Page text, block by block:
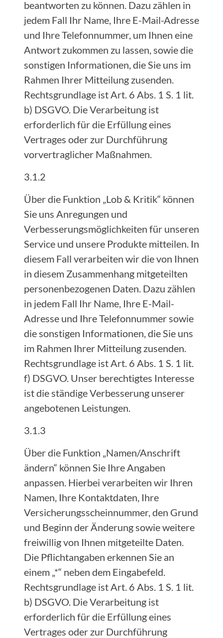
beantworten zu können. Dazu zählen in
jedem Fall Ihr Name, Ihre E-Mail-Adresse
und Ihre Telefonnummer, um Ihnen eine
Antwort zukommen zu lassen, sowie die
sonstigen Informationen, die Sie uns im
Rahmen Ihrer Mitteilung zusenden.
Rechtsgrundlage ist Art. 6 Abs. 1 S. 1 lit.
b) DSGVO. Die Verarbeitung ist
erforderlich für die Erfüllung eines
Vertrages oder zur Durchführung
vorvertraglicher Maßnahmen.
3.1.2
Über die Funktion „Lob & Kritik“ können
Sie uns Anregungen und
Verbesserungsmöglichkeiten für unseren
Service und unsere Produkte mitteilen. In
diesem Fall verarbeiten wir die von Ihnen
in diesem Zusammenhang mitgeteilten
personenbezogenen Daten. Dazu zählen
in jedem Fall Ihr Name, Ihre E-Mail-
Adresse und Ihre Telefonnummer sowie
die sonstigen Informationen, die Sie uns
im Rahmen Ihrer Mitteilung zusenden.
Rechtsgrundlage ist Art. 6 Abs. 1 S. 1 lit.
f) DSGVO. Unser berechtigtes Interesse
ist die ständige Verbesserung unserer
angebotenen Leistungen.
3.1.3
Über die Funktion „Namen/Anschrift
ändern“ können Sie Ihre Angaben
anpassen. Hierbei verarbeiten wir Ihren
Namen, Ihre Kontaktdaten, Ihre
Versicherungsscheinnummer, den Grund
und Beginn der Änderung sowie weitere
freiwillig von Ihnen mitgeteilte Daten.
Die Pflichtangaben erkennen Sie an
einem „*“ neben dem Eingabefeld.
Rechtsgrundlage ist Art. 6 Abs. 1 S. 1 lit.
b) DSGVO. Die Verarbeitung ist
erforderlich für die Erfüllung eines
Vertrages oder zur Durchführung